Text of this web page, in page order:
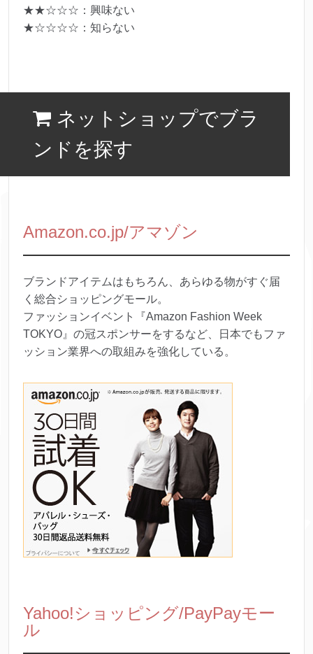
★★☆☆☆：興味ない
★☆☆☆☆：知らない
ネットショップでブラ
ンドを探す
Amazon.co.jp/アマゾン
ブランドアイテムはもちろん、あらゆる物がすぐ届
く総合ショッピングモール。
ファッションイベント『Amazon Fashion Week
TOKYO』の冠スポンサーをするなど、日本でもファ
ッション業界への取組みを強化している。
Yahoo!ショッピング/PayPayモー
ル